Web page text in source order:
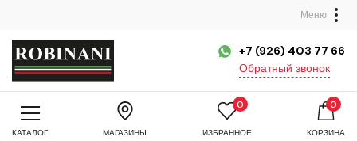
Меню
+7 (926) 403 77 66
Обратный звонок
КАТАЛОГ МАГАЗИНЫ ИЗБРАННОЕ
0
КОРЗИНА
0